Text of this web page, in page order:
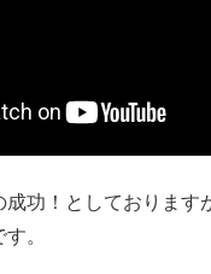
功！としております
。